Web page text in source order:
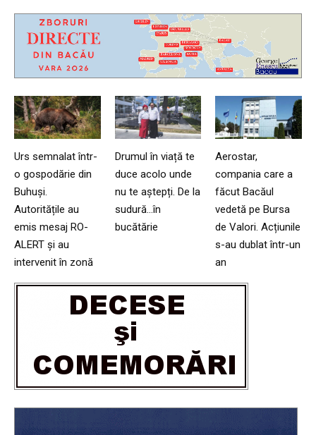
Urs semnalat într-
o gospodărie din
Buhuși.
Autoritățile au
emis mesaj RO-
ALERT și au
intervenit în zonă
Drumul în viață te
duce acolo unde
nu te aștepți. De la
sudură…în
bucătărie
Aerostar,
compania care a
făcut Bacăul
vedetă pe Bursa
de Valori. Acțiunile
s-au dublat într-un
an